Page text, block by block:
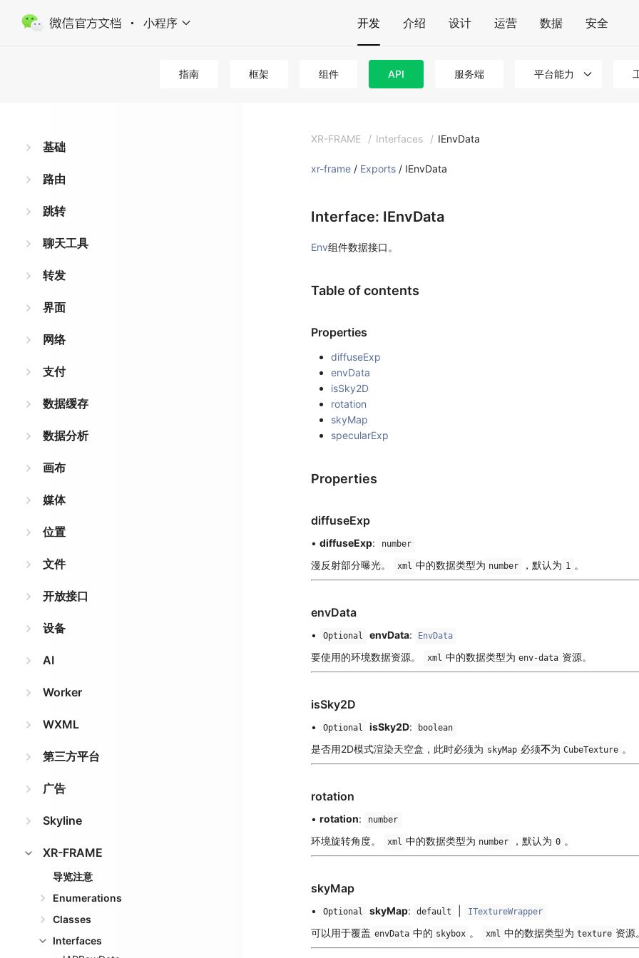
小程序 开发 介绍 设计 运营 数据 安全
指南 框架 组件 API 服务端 平台能力
基础
路由
跳转
聊天工具
转发
界面
网络
支付
数据缓存
数据分析
画布
媒体
位置
文件
开放接口
设备
AI
Worker
WXML
第三方平台
广告
Skyline
XR-FRAME
导览注意
Enumerations
Classes
Interfaces
XR-FRAME / Interfaces / IEnvData
xr-frame / Exports / IEnvData
Interface: IEnvData
Env组件数据接口。
Table of contents
Properties
diffuseExp
envData
isSky2D
rotation
skyMap
specularExp
Properties
diffuseExp
• diffuseExp: number
漫反射部分曝光。 xml 中的数据类型为 number ，默认为 1 。
envData
• Optional envData: EnvData
要使用的环境数据资源。 xml 中的数据类型为 env-data 资源。
isSky2D
• Optional isSky2D: boolean
是否用2D模式渲染天空盒，此时必须为 skyMap 必须不为 CubeTexture 。
rotation
• rotation: number
环境旋转角度。 xml 中的数据类型为 number ，默认为 0 。
skyMap
• Optional skyMap: default ITextureWrapper
可以用于覆盖 envData 中的 skybox 。 xml 中的数据类型为 texture 资源。